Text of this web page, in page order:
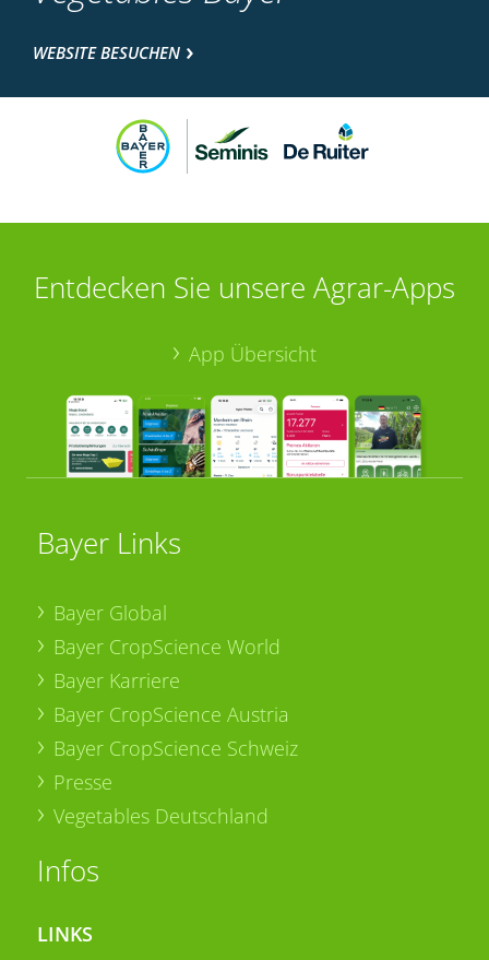
WEBSITE BESUCHEN
Entdecken Sie unsere Agrar-Apps
App Übersicht
Bayer Links
Bayer Global
Bayer CropScience World
Bayer Karriere
Bayer CropScience Austria
Bayer CropScience Schweiz
Presse
Vegetables Deutschland
Infos
LINKS